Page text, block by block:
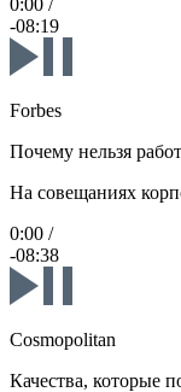
-08:19
Forbes
Почему нельзя
На совещаниях
0:00 /
-08:38
Cosmopolitan
Качества, которые